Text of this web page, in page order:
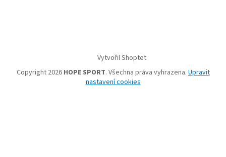
Vytvořil Shoptet
Copyright 2026 HOPE SPORT. Všechna práva vyhrazena.Upravit
nastavení cookies